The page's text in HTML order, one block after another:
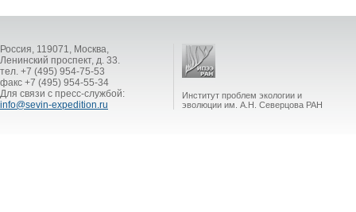
Россия, 119071, Москва,
Ленинский проспект, д. 33.
тел. +7 (495) 954-75-53
факс +7 (495) 954-55-34
Для связи с пресс-службой:
info@sevin-expedition.ru
Институт проблем экологии и
эволюции им. А.Н. Северцова РАН